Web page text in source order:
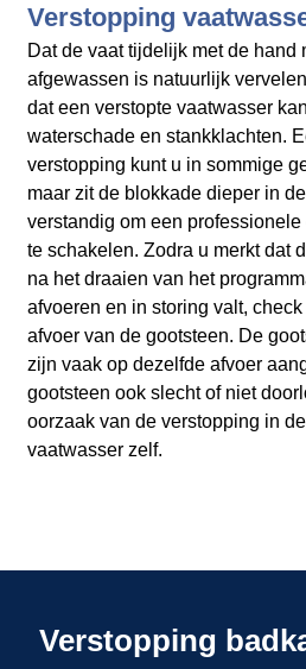
Verstopping
Dat de vaat tijdelijk met de hand
afgewassen is natuurlijk
dat een verstopte vaatwasser
waterschade en stankklachten.
verstopping kunt u in sommige
maar zit de blokkade dieper in
verstandig om een
te schakelen. Zodra u merkt dat
na het draaien van het
afvoeren en in storing valt,
afvoer van de gootsteen. De
zijn vaak op dezelfde afvoer
gootsteen ook slecht of niet
oorzaak van de verstopping in
vaatwasser zelf.
Verstopping